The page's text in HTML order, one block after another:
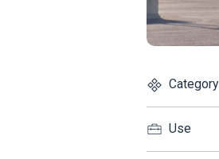
Category
Use